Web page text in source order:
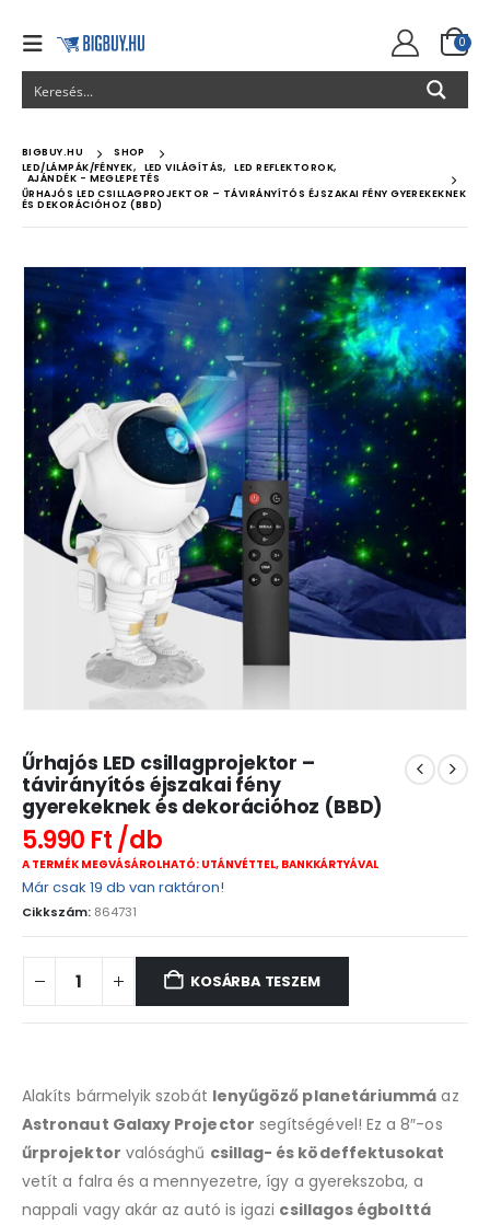
0
BIGBUY.HU
SHOP
LED/LÁMPÁK/FÉNYEK, LED VILÁGÍTÁS, LED REFLEKTOROK,
AJÁNDÉK - MEGLEPETÉS
ŰRHAJÓS LED CSILLAGPROJEKTOR – TÁVIRÁNYÍTÓS ÉJSZAKAI FÉNY GYEREKEKNEK
ÉS DEKORÁCIÓHOZ (BBD)
Űrhajós LED csillagprojektor –
távirányítós éjszakai fény
gyerekeknek és dekorációhoz (BBD)
5.990 Ft
A TERMÉK MEGVÁSÁROLHATÓ: UTÁNVÉTTEL, BANKKÁRTYÁVAL
Már csak 19 db van raktáron!
Cikkszám: 864731
KOSÁRBA TESZEM
Alakíts bármelyik szobát lenyűgöző planetáriummá az
Astronaut Galaxy Projector segítségével! Ez a 8″-os
űrprojektor valósághű csillag- és ködeffektusokat
vetít a falra és a mennyezetre, így a gyerekszoba, a
nappali vagy akár az autó is igazi csillagos égbolttá